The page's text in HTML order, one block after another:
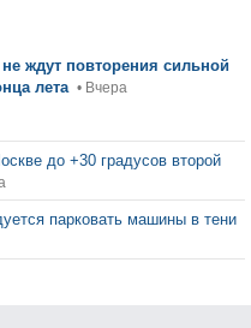
ждут повторения сильной
лета • Вчера
до +30 градусов второй
парковать машины в тени